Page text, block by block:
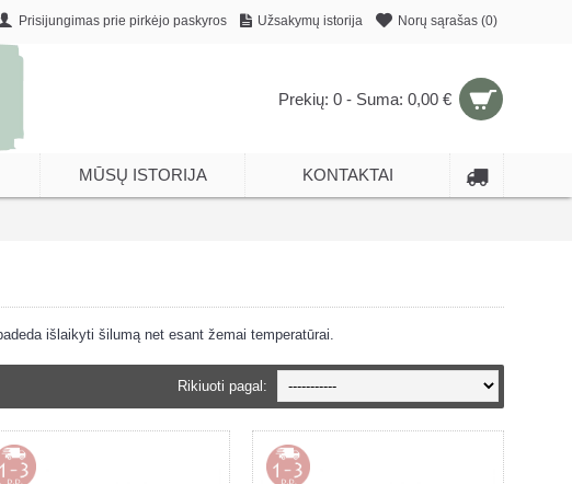
Prisijungimas prie pirkėjo paskyros Užsakymų istorija Norų sąrašas (0)
Prekių: 0 - Suma: 0,00 €
MŪSŲ ISTORIJA KONTAKTAI
išlaikyti šilumą net esant žemai temperatūrai.
Rikiuoti pagal: